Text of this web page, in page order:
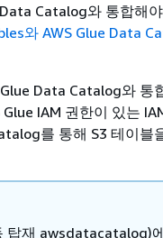
Catalog와 통합해
와 AWS Glue Data
Data Catalog와 통
Glue IAM 권한이 있는
를 통해 S3 테이블
탑재 awsdatacatalog)